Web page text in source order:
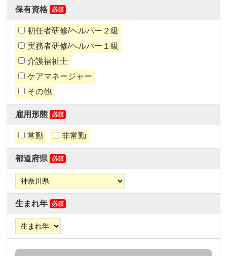
保有資格 必須
初任者研修/ヘルパー２級
実務者研修/ヘルパー１級
介護福祉士
ケアマネージャー
その他
雇用形態 必須
常勤 非常勤
都道府県 必須
生まれ年 必須